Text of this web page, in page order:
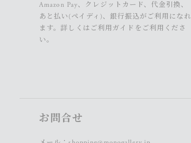
Amazon Pay、クレジットカード、代金引換、
あと払い(ペイディ)、銀行振込がご利用になれ
ます。詳しくは ご利用ガイド をご利用くださ
い。
お問合せ